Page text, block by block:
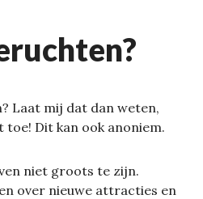
Laat mij dat dan weten,
toe! Dit kan ook anoniem.
niet groots te zijn.
over nieuwe attracties en